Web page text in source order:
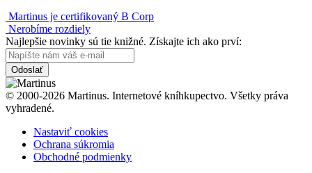
Martinus je certifikovaný B Corp
Nerobíme rozdiely
Najlepšie novinky sú tie knižné. Získajte ich ako prví:
Odoslať
© 2000-2026 Martinus. Internetové kníhkupectvo. Všetky práva
vyhradené.
Nastaviť cookies
Ochrana súkromia
Obchodné podmienky